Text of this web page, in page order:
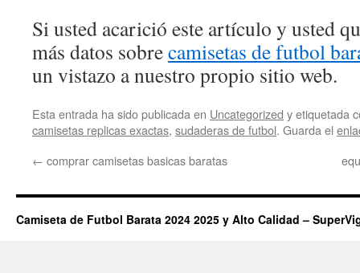
Si usted acarició este artículo y usted
más datos sobrecamisetas de futbol
un vistazo a nuestro propio sitio web.
Esta entrada ha sido publicada en Uncategorized y etiquetada
camisetas replicas exactas, sudaderas de futbol. Guarda el
← comprar camisetas basicas baratas
Camiseta de Futbol Barata 2024 2025 y Alto Calidad –